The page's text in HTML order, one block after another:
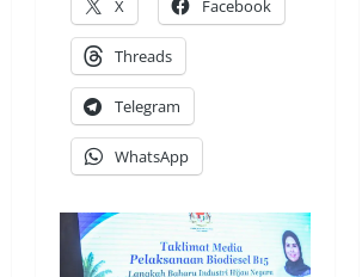
X Facebook
Threads
Telegram
WhatsApp